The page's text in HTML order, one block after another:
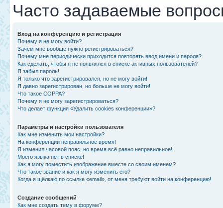
Часто задаваемые
Вход на конференцию и регистрация
Почему я не могу войти?
Зачем мне вообще нужно регистрироваться?
Почему мне периодически приходится повторять ввод имени и пароля?
Как сделать, чтобы я не появлялся в списке активных пользователей?
Я забыл пароль!
Я только что зарегистрировался, но не могу войти!
Я давно зарегистрирован, но больше не могу войти!
Что такое COPPA?
Почему я не могу зарегистрироваться?
Что делает функция «Удалить cookies конференции»?
Параметры и настройки пользователя
Как мне изменить мои настройки?
На конференции неправильное время!
Я изменил часовой пояс, но время всё равно неправильное!
Моего языка нет в списке!
Как я могу поместить изображение вместе со своим именем?
Что такое звание и как я могу изменить его?
Когда я щёлкаю по ссылке «email», от меня требуют войти на конференцию!
Создание сообщений
Как мне создать тему в форуме?